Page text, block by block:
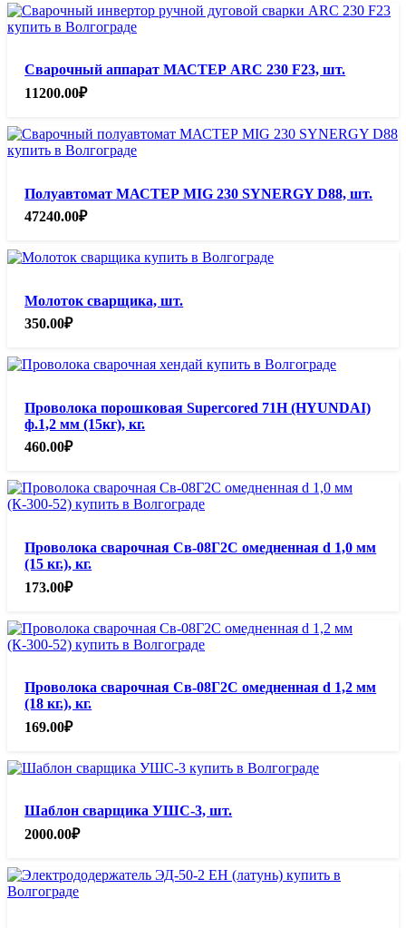
Сварочный аппарат МАСТЕР ARC 230 F23, шт.
11200.00₽
Полуавтомат МАСТЕР MIG 230 SYNERGY D88, шт.
47240.00₽
Молоток сварщика, шт.
350.00₽
Проволока порошковая Supercored 71H (HYUNDAI)
ф.1,2 мм (15кг), кг.
460.00₽
Проволока сварочная Св-08Г2С омедненная d 1,0 мм
(15 кг.), кг.
173.00₽
Проволока сварочная Св-08Г2С омедненная d 1,2 мм
(18 кг.), кг.
169.00₽
Шаблон сварщика УШС-3, шт.
2000.00₽